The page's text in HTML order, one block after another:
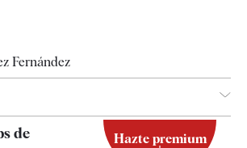
Fernández
de Hazte premium